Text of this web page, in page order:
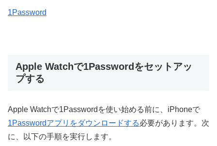
1Password
Apple Watchで1Passwordをセットアッ
プする
Apple Watchで1Passwordを使い始める前に、iPhoneで
1Passwordアプリをダウンロードする必要があります。次
に、以下の手順を実行します。